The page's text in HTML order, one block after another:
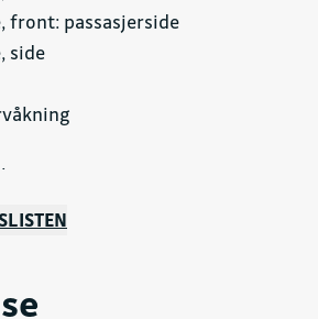
front: passasjerside
side